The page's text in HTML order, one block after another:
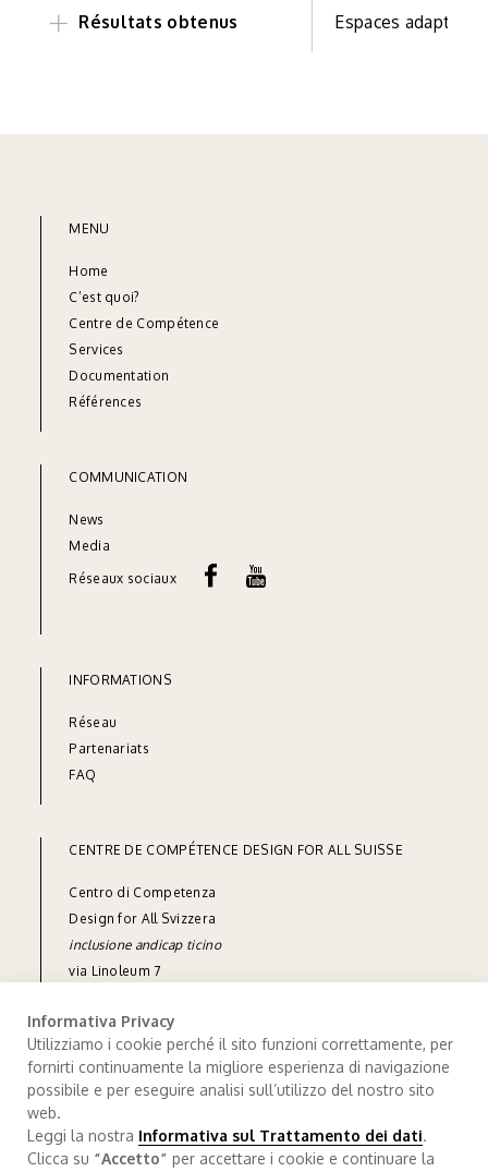
Résultats obtenus Espaces adaptés
MENU
Home
C’est quoi?
Centre de Compétence
Services
Documentation
Références
COMMUNICATION
News
Media
Réseaux sociaux
INFORMATIONS
Réseau
Partenariats
FAQ
CENTRE DE COMPÉTENCE DESIGN FOR ALL SUISSE
Centro di Competenza
Design for All Svizzera
inclusione andicap ticino
via Linoleum 7
tel+41 91 850 90 90
e-mailinfo@designforall.ch
Traitement de données.Credits
Informativa Privacy
Utilizziamo i cookie perché il sito funzioni correttamente, per
fornirti continuamente la migliore esperienza di navigazione
possibile e per eseguire analisi sull’utilizzo del nostro sito
web.
Leggi la nostra Informativa sul Trattamento dei dati.
Clicca su “Accetto” per accettare i cookie e continuare la